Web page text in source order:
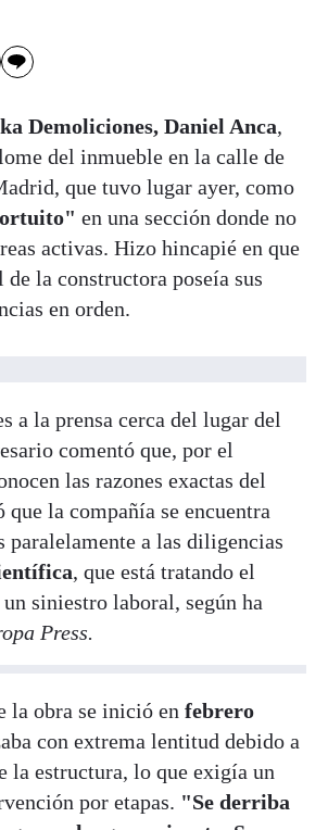
Demoliciones, Daniel Anca,
del inmueble en la calle de
que tuvo lugar ayer, como
en una sección donde no
activas. Hizo hincapié en que
de la constructora poseía sus
en orden.
a la prensa cerca del lugar del
comentó que, por el
las razones exactas del
la compañía se encuentra
paralelamente a las diligencias
, que está tratando el
siniestro laboral, según ha
Press.
la obra se inició en febrero
con extrema lentitud debido a
la estructura, lo que exigía un
por etapas. "Se derriba